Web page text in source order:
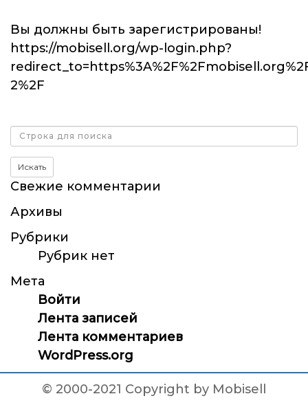
Вы должны быть зарегистрированы!
https://mobisell.org/wp-login.php?
2%2F
Поиск
Искать
Свежие комментарии
Архивы
Рубрики
Рубрик нет
Мета
Войти
Лента записей
Лента комментариев
WordPress.org
© 2000-2021 Copyright by Mobisell